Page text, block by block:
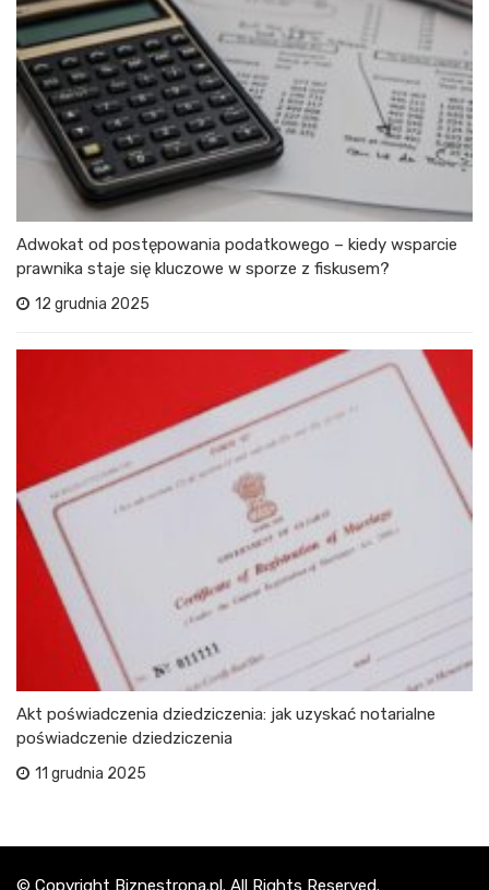
Adwokat od postępowania podatkowego – kiedy wsparcie
prawnika staje się kluczowe w sporze z fiskusem?
12 grudnia 2025
Akt poświadczenia dziedziczenia: jak uzyskać notarialne
poświadczenie dziedziczenia
11 grudnia 2025
© Copyright Biznestrona.pl. All Rights Reserved.